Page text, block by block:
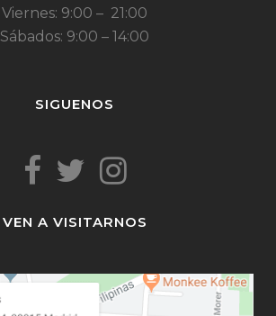
Viernes: 9:00 – 21:00
Sábados: 9:00 – 14:00
SIGUENOS
VEN A VISITARNOS